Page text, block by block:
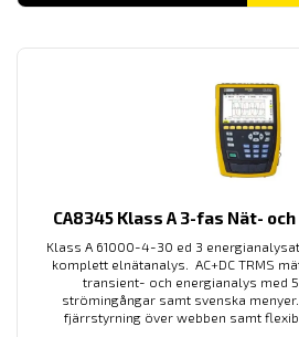
till
CA8345 Klass A 3-fas Nät-
Klass A 61000-4-30 ed 3
komplett elnätanalys. AC+DC TRMS
transient- och energianalys med
strömingångar samt svenska
fjärrstyrning över webben samt